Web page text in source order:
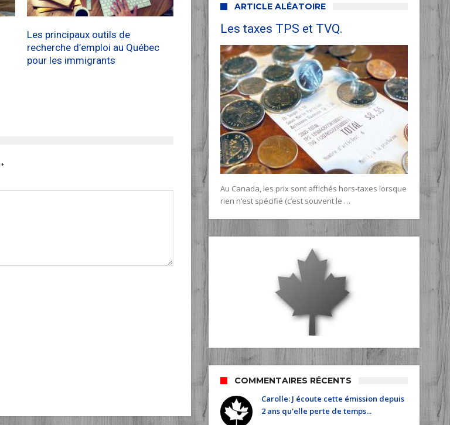
Les principaux outils de
recherche d’emploi au Québec
pour les immigrants
*
ARTICLE ALÉATOIRE
Les taxes TPS et TVQ.
Au Canada, les prix sont affichés hors-taxes lorsque
rien n’est spécifié (c’est souvent le …
COMMENTAIRES RÉCENTS
Carolle: J écoute cette émission depuis
2 ans qu'elle perte de temps...